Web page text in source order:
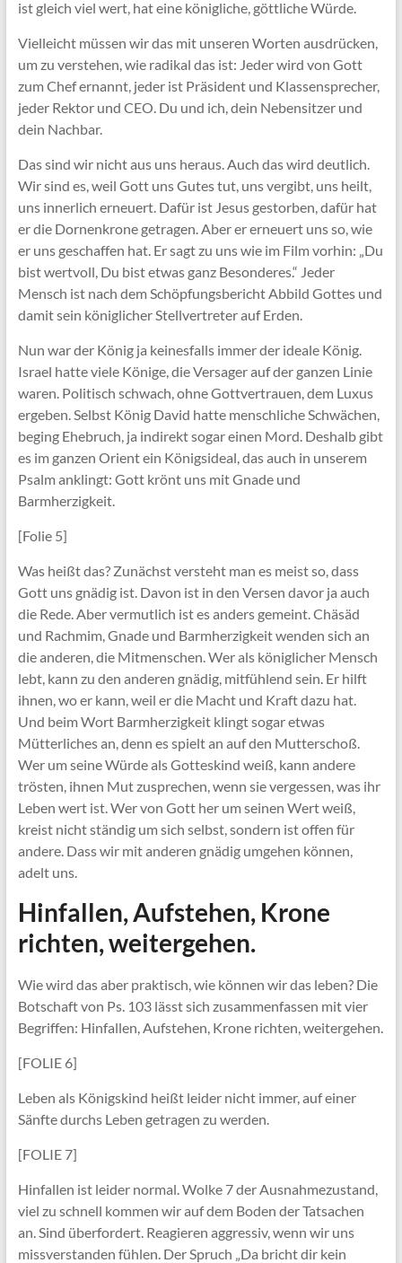
ist gleich viel wert, hat eine königliche, göttliche Würde.
Vielleicht müssen wir das mit unseren Worten ausdrücken,
um zu verstehen, wie radikal das ist: Jeder wird von Gott
zum Chef ernannt, jeder ist Präsident und Klassensprecher,
jeder Rektor und CEO. Du und ich, dein Nebensitzer und
dein Nachbar.
Das sind wir nicht aus uns heraus. Auch das wird deutlich.
Wir sind es, weil Gott uns Gutes tut, uns vergibt, uns heilt,
uns innerlich erneuert. Dafür ist Jesus gestorben, dafür hat
er die Dornenkrone getragen. Aber er erneuert uns so, wie
er uns geschaffen hat. Er sagt zu uns wie im Film vorhin: „Du
bist wertvoll, Du bist etwas ganz Besonderes.“ Jeder
Mensch ist nach dem Schöpfungsbericht Abbild Gottes und
damit sein königlicher Stellvertreter auf Erden.
Nun war der König ja keinesfalls immer der ideale König.
Israel hatte viele Könige, die Versager auf der ganzen Linie
waren. Politisch schwach, ohne Gottvertrauen, dem Luxus
ergeben. Selbst König David hatte menschliche Schwächen,
beging Ehebruch, ja indirekt sogar einen Mord. Deshalb gibt
es im ganzen Orient ein Königsideal, das auch in unserem
Psalm anklingt: Gott krönt uns mit Gnade und
Barmherzigkeit.
[Folie 5]
Was heißt das? Zunächst versteht man es meist so, dass
Gott uns gnädig ist. Davon ist in den Versen davor ja auch
die Rede. Aber vermutlich ist es anders gemeint. Chäsäd
und Rachmim, Gnade und Barmherzigkeit wenden sich an
die anderen, die Mitmenschen. Wer als königlicher Mensch
lebt, kann zu den anderen gnädig, mitfühlend sein. Er hilft
ihnen, wo er kann, weil er die Macht und Kraft dazu hat.
Und beim Wort Barmherzigkeit klingt sogar etwas
Mütterliches an, denn es spielt an auf den Mutterschoß.
Wer um seine Würde als Gotteskind weiß, kann andere
trösten, ihnen Mut zusprechen, wenn sie vergessen, was ihr
Leben wert ist. Wer von Gott her um seinen Wert weiß,
kreist nicht ständig um sich selbst, sondern ist offen für
andere. Dass wir mit anderen gnädig umgehen können,
adelt uns.
Hinfallen, Aufstehen, Krone
richten, weitergehen.
Wie wird das aber praktisch, wie können wir das leben? Die
Botschaft von Ps. 103 lässt sich zusammenfassen mit vier
Begriffen: Hinfallen, Aufstehen, Krone richten, weitergehen.
[FOLIE 6]
Leben als Königskind heißt leider nicht immer, auf einer
Sänfte durchs Leben getragen zu werden.
[FOLIE 7]
Hinfallen ist leider normal. Wolke 7 der Ausnahmezustand,
viel zu schnell kommen wir auf dem Boden der Tatsachen
an. Sind überfordert. Reagieren aggressiv, wenn wir uns
missverstanden fühlen. Der Spruch „Da bricht dir kein